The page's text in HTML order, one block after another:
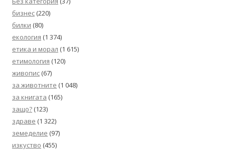
бизнес (220)
билки (80)
екология (1 374)
етика и морал (1 615)
етимология (120)
живопис (67)
за животните (1 048)
за книгата (165)
защо? (123)
здраве (1 322)
земеделие (97)
изкуство (455)